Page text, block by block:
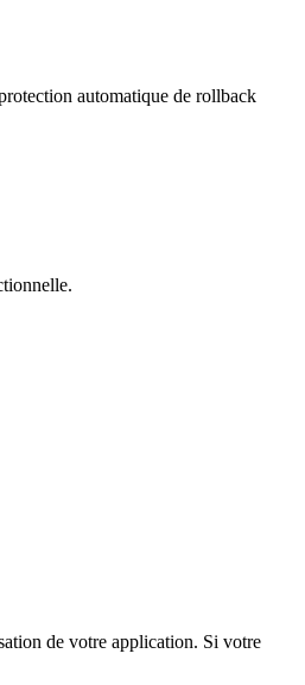
automatique de rollback
de votre application. Si votre